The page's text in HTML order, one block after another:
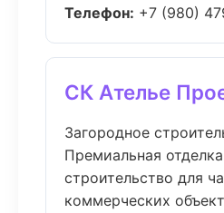
Телефон: +7 (980)
СК Ателье
Загородное
Премиальная
строительство для
коммерческих